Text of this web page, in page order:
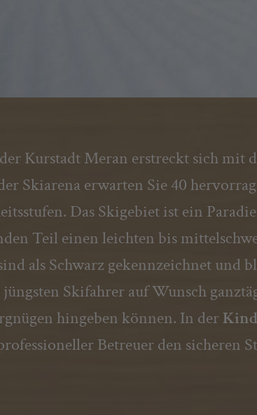
Kurstadt Meran erstreckt sich mit
Skiarena erwarten Sie 40
Das Skigebiet ist ein
Teil einen leichten bis
als Schwarz gekennzeichnet und
Skifahrer auf Wunsch
hingeben können. In der
Betreuer den sicheren